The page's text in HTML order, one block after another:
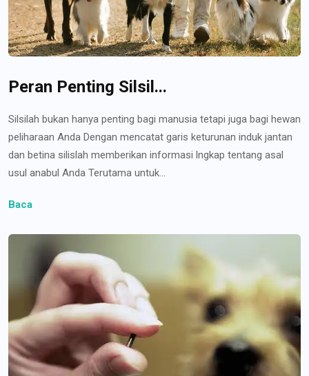
Peran Penting Silsil...
Silsilah bukan hanya penting bagi manusia tetapi juga bagi hewan
peliharaan Anda Dengan mencatat garis keturunan induk jantan
dan betina silislah memberikan informasi lngkap tentang asal
usul anabul Anda Terutama untuk...
Baca